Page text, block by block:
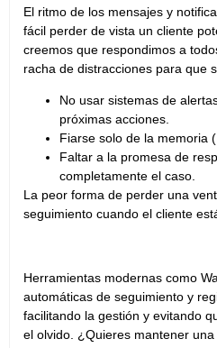
El ritmo de los mensajes y
fácil perder de vista un cliente
creemos que respondimos a
racha de distracciones para que
No usar sistemas de
próximas acciones.
Fiarse solo de la memoria
Faltar a la promesa de
completamente el caso.
La peor forma de perder una
seguimiento cuando el cliente
Herramientas modernas como
automáticas de seguimiento y
facilitando la gestión y evitando
el olvido. ¿Quieres mantener